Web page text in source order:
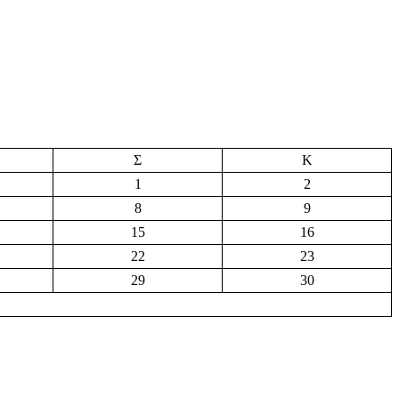
Σ
Κ
1
2
8
9
15
16
22
23
29
30